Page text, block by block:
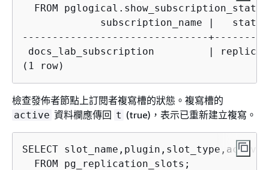
subscription_name |
-------------------------------
docs_lab_subscription         | replicating
(1 row)
檢查發佈者節點上訂閱者複寫槽的狀態。複寫槽的
active 資料欄應傳回 t (true)，表示已重新建立複寫。
SELECT slot_name,plugin,slot_type,active